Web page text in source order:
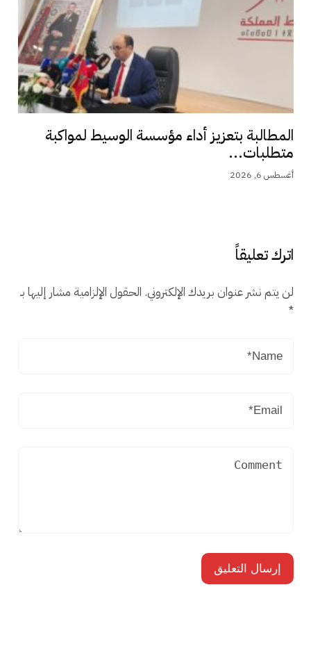
المطالبة بتعزيز أداء مؤسسة الوسيط لمواكبة
متطلبات...
أغسطس 6, 2026
اترك تعليقاً
لن يتم نشر عنوان بريدك الإلكتروني. الحقول الإلزامية مشار إليها بـ
*